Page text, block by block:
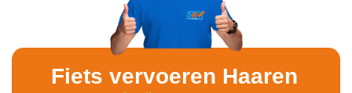
Fiets vervoeren Haaren